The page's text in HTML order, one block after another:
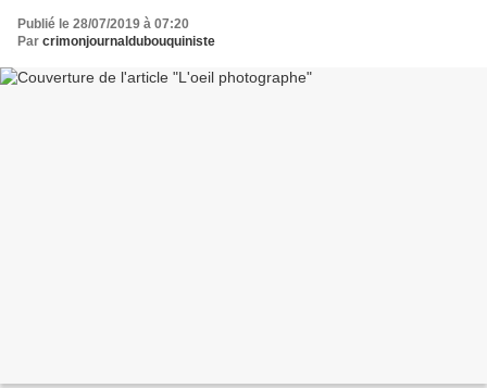
Publié le 28/07/2019 à 07:20
Par crimonjournaldubouquiniste